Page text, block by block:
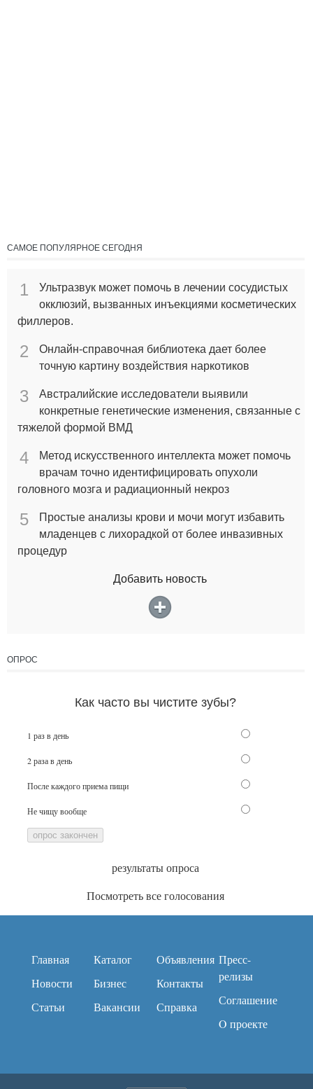
САМОЕ ПОПУЛЯРНОЕ СЕГОДНЯ
1
Ультразвук может помочь в лечении сосудистых
окклюзий, вызванных инъекциями косметических
филлеров.
2
Онлайн-справочная библиотека дает более
точную картину воздействия наркотиков
3
Австралийские исследователи выявили
конкретные генетические изменения, связанные с
тяжелой формой ВМД
4
Метод искусственного интеллекта может помочь
врачам точно идентифицировать опухоли
головного мозга и радиационный некроз
5
Простые анализы крови и мочи могут избавить
младенцев с лихорадкой от более инвазивных
процедур
Добавить новость
ОПРОС
Как часто вы чистите зубы?
1 раз в день
2 раза в день
После каждого приема пищи
Не чищу вообще
опрос закончен
результаты опроса
Посмотреть все голосования
Главная
Новости
Статьи
Каталог
Бизнес
Вакансии
Объявления
Контакты
Справка
Пресс-
релизы
Соглашение
O проекте